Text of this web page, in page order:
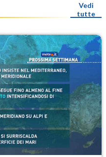
Vedi
tutte